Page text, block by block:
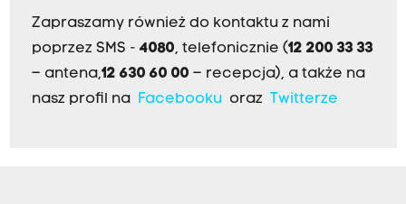
Zapraszamy również do kontaktu z nami
poprzez SMS - 4080, telefonicznie (12 200 33 33
– antena,12 630 60 00 – recepcja), a także na
nasz profil na Facebookuoraz Twitterze